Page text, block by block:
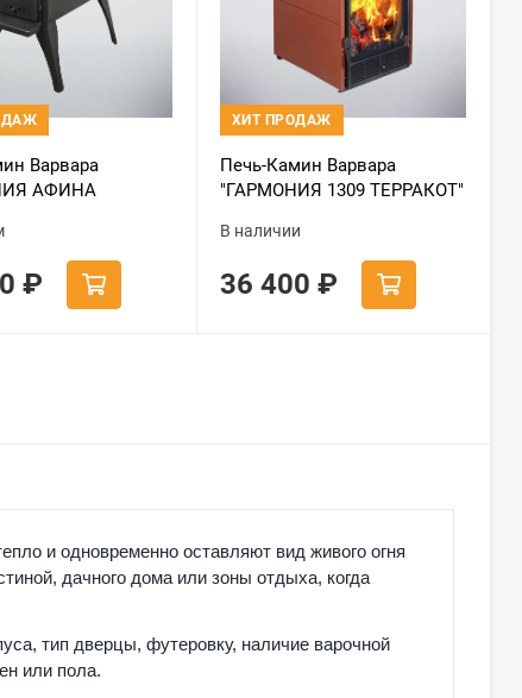
Варвара
АФИНА
₽
ХИТ ПРОДАЖ
Печь-Камин Варвара
"ГАРМОНИЯ 1309 ТЕРРАКОТ"
футеровка)
В наличии
36 400 ₽
и одновременно оставляют вид живого огня
дачного дома или зоны отдыха, когда
тип дверцы, футеровку, наличие варочной
или пола.